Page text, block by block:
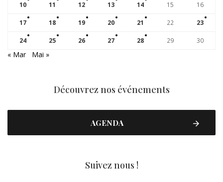
10 11 12 13 14 15 16
17 18 19 20 21 22 23
24 25 26 27 28 29 30
« Mar Mai »
Découvrez nos événements
AGENDA
Suivez nous !